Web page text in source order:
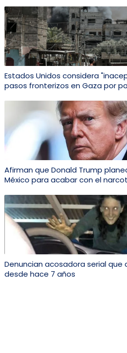
Estados Unidos considera
pasos fronterizos en Gaza por
Afirman que Donald Trump
México para acabar con el
Denuncian acosadora serial que
desde hace 7 años